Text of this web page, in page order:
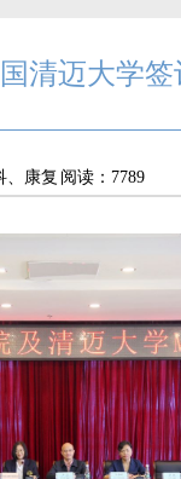
清迈大学
、康复 阅读：7789